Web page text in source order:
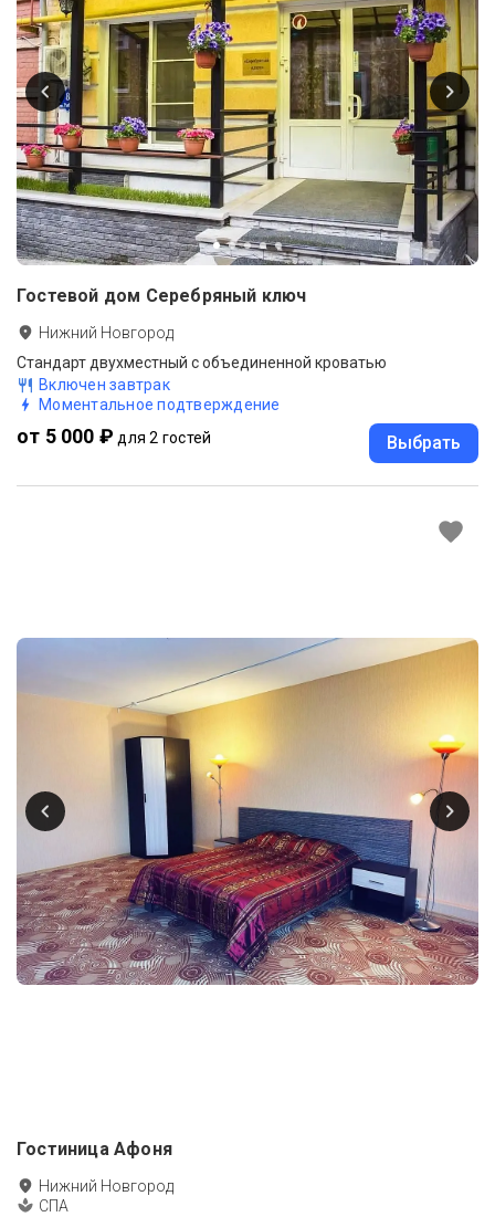
Гостевой дом Серебряный ключ
Нижний Новгород
Стандарт двухместный с объединенной кроватью
Включен завтрак
Моментальное подтверждение
от 5 000 ₽ для 2 гостей Выбрать
Гостиница Афоня
Нижний Новгород
СПА